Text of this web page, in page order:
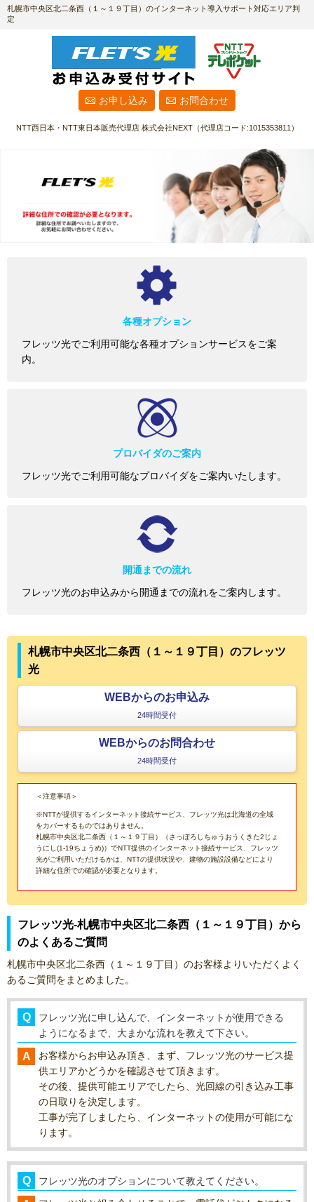
札幌市中央区北二条西（１～１９丁目）のインターネット導入サポート対応エリア判
定
お申し込み お問合わせ
NTT西日本・NTT東日本販売代理店 株式会社NEXT（代理店コード:1015353811）
各種オプション
フレッツ光でご利用可能な各種オプションサービスをご案
内。
プロバイダのご案内
フレッツ光でご利用可能なプロバイダをご案内いたします。
開通までの流れ
フレッツ光のお申込みから開通までの流れをご案内します。
札幌市中央区北二条西（１～１９丁目）のフレッツ
光
WEBからのお申込み
24時間受付
WEBからのお問合わせ
24時間受付
＜注意事項＞
※NTTが提供するインターネット接続サービス、フレッツ光は北海道の全域
をカバーするものではありません。
札幌市中央区北二条西（１～１９丁目）（さっぽろしちゅうおうくきた2じょ
うにし(1-19ちょうめ)）でNTT提供のインターネット接続サービス、フレッツ
光がご利用いただけるかは、NTTの提供状況や、建物の施設設備などにより
詳細な住所での確認が必要となります。
フレッツ光-札幌市中央区北二条西（１～１９丁目）から
のよくあるご質問
札幌市中央区北二条西（１～１９丁目）のお客様よりいただくよく
あるご質問をまとめました。
フレッツ光に申し込んで、インターネットが使用できる
ようになるまで、大まかな流れを教えて下さい。
お客様からお申込み頂き、まず、フレッツ光のサービス提
供エリアかどうかを確認させて頂きます。
その後、提供可能エリアでしたら、光回線の引き込み工事
の日取りを決定します。
工事が完了しましたら、インターネットの使用が可能にな
ります。
フレッツ光のオプションについて教えてください。